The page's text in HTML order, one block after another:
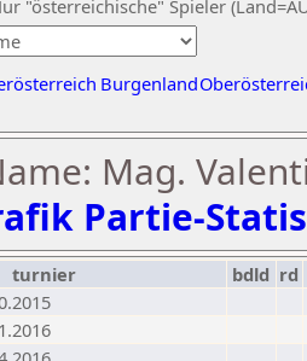
"österreichische" Spieler
Burgenland
Mag.
Partie-
turnier bdld rd